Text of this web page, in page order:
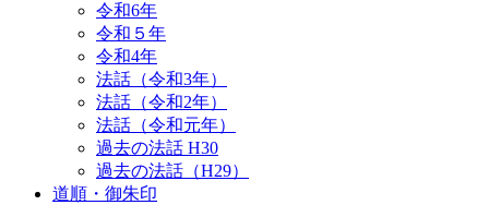
令和6年
令和５年
令和4年
法話（令和3年）
法話（令和2年）
法話（令和元年）
過去の法話 H30
過去の法話（H29）
道順・御朱印